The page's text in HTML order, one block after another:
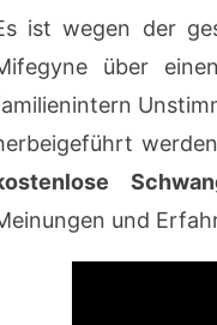
ist wegen der
über einen
und